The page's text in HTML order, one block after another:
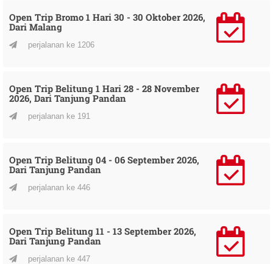
Open Trip Bromo 1 Hari 30 - 30 Oktober 2026,
Dari Malang
perjalanan ke 1206
Open Trip Belitung 1 Hari 28 - 28 November
2026, Dari Tanjung Pandan
perjalanan ke 191
Open Trip Belitung 04 - 06 September 2026,
Dari Tanjung Pandan
perjalanan ke 446
Open Trip Belitung 11 - 13 September 2026,
Dari Tanjung Pandan
perjalanan ke 447